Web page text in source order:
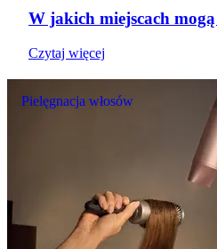
W jakich miejscach
Czytaj więcej
Pielęgnacja włosów